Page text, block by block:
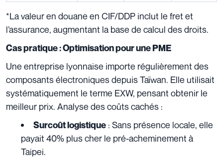
*La valeur en douane en CIF/DDP inclut le fret et
l’assurance, augmentant la base de calcul des droits.
Cas pratique : Optimisation pour une PME
Une entreprise lyonnaise importe régulièrement des
composants électroniques depuis Taïwan. Elle utilisait
systématiquement le terme EXW, pensant obtenir le
meilleur prix. Analyse des coûts cachés :
Surcoût logistique : Sans présence locale, elle
payait 40% plus cher le pré-acheminement à
Taipei.